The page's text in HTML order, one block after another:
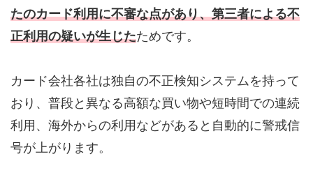
たのカード利用に不審な点があり、第三者による不
正利用の疑いが生じたためです。
カード会社各社は独自の不正検知システムを持って
おり、普段と異なる高額な買い物や短時間での連続
利用、海外からの利用などがあると自動的に警戒信
号が上がります。